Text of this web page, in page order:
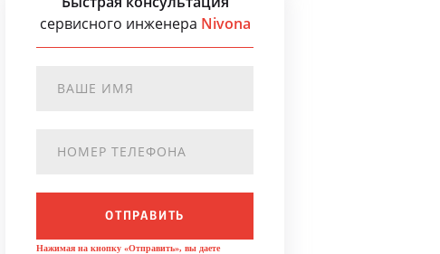
сервисного инженера Nivona
ОТПРАВИТЬ
Нажимая на кнопку «Отправить», вы даете